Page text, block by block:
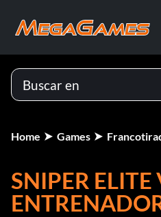
Home Games
SNIPER